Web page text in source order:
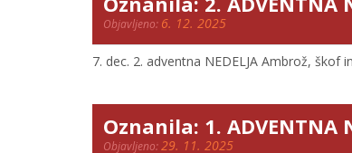
Objavljeno: 6. 12. 2025
7. dec. 2. adventna NEDELJA Ambrož, škof
Oznanila: 1. ADVENTNA
Objavljeno:29. 11. 2025